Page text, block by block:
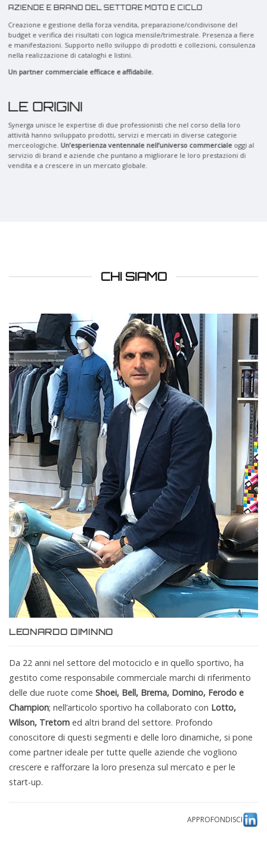
AZIENDE E BRAND DEL SETTORE MOTO E CICLO
Creazione e gestione della forza vendita, preparazione/condivisone del
budget e verifica dei risultati con logica mensile/trimestrale. Presenza a fiere
e manifestazioni. Supporto nello sviluppo di prodotti e collezioni, consulenza
nella realizzazione di cataloghi e listini.
Un partner commerciale efficace e affidabile.
LE ORIGINI
Synerga unisce le expertise di due professionisti che nel corso della loro
attività hanno sviluppato prodotti, servizi e mercati in diverse categorie
merceologiche. Un’esperienza ventennale nell’universo commercialeoggi al
servizio di brand e aziende che puntano a migliorare le loro prestazioni di
vendita e a crescere in un mercato globale.
CHI SIAMO
LEONARDO DIMINNO
Da 22 anni nel settore del motociclo e in quello sportivo, ha
gestito come responsabile commerciale marchi di riferimento
delle due ruote come Shoei, Bell, Brema, Domino, Ferodo e
Champion; nell’articolo sportivo ha collaborato con Lotto,
Wilson, Tretorn ed altri brand del settore. Profondo
conoscitore di questi segmenti e delle loro dinamiche, si pone
come partner ideale per tutte quelle aziende che vogliono
crescere e rafforzare la loro presenza sul mercato e per le
start-up.
APPROFONDISCI